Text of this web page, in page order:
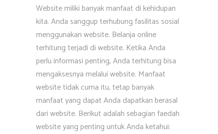
Website miliki banyak manfaat di kehidupan
kita. Anda sanggup terhubung fasilitas sosial
menggunakan website. Belanja online
terhitung terjadi di website. Ketika Anda
perlu informasi penting, Anda terhitung bisa
mengaksesnya melalui website. Manfaat
website tidak cuma itu, tetap banyak
manfaat yang dapat Anda dapatkan berasal
dari website. Berikut adalah sebagian faedah
website yang penting untuk Anda ketahui: